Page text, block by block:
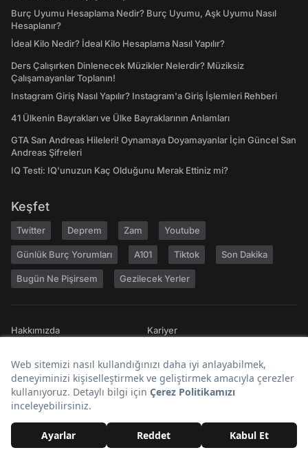
Burç Uyumu Hesaplama Nedir? Burç Uyumu, Aşk Uyumu Nasıl
Hesaplanır?
İdeal Kilo Nedir? İdeal Kilo Hesaplama Nasıl Yapılır?
Ders Çalışırken Dinlenecek Müzikler Nelerdir? Müziksiz
Çalışamayanlar Toplanın!
Instagram Giriş Nasıl Yapılır? Instagram'a Giriş İşlemleri Rehberi
41 Ülkenin Bayrakları ve Ülke Bayraklarının Anlamları
GTA San Andreas Hileleri! Oynamaya Doyamayanlar İçin Güncel San
Andreas Şifreleri
IQ Testi: IQ'unuzun Kaç Olduğunu Merak Ettiniz mi?
Keşfet
Twitter Deprem Zam Youtube
Günlük Burç Yorumları A101 Tiktok Son Dakika
Bugün Ne Pişirsem Gezilecek Yerler
Hakkımızda
Gizlilik Politikası
Topluluk Kuralları
Reklam
İletişim
Kariyer
Yayın İlkeleri
Künye
RSS